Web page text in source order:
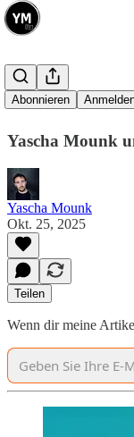
Abonnieren
Randall
Yascha Mounk
Yascha Mounk
Okt. 25, 2025
Teilen
Wenn dir meine